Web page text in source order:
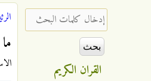
الإشعاع
الإسلامي
‏إدخال كلمات البحث ‏
القران الكريم